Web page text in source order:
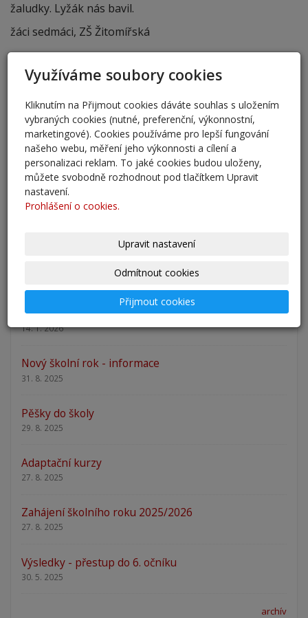
žaludky. Lyžák nás bavil.
žáci sedmáci, ZŠ Žitomířská
AKTUALITY
přestup 6. ročník 2026
5. 6. 2026
Přestup žáků do 6. ročníku na naši školu pro školní
rok 2026/202
25. 5. 2026
Odlišná organizace školního roku 2025/2026
Zápis 2026
14. 1. 2026
Nový školní rok - informace
31. 8. 2025
Pěšky do školy
29. 8. 2025
Adaptační kurzy
27. 8. 2025
Zahájení školního roku 2025/2026
27. 8. 2025
Výsledky - přestup do 6. očníku
30. 5. 2025
archív
Využíváme soubory cookies
Kliknutím na Přijmout cookies dáváte souhlas s uložením
vybraných cookies (nutné, preferenční, výkonnostní,
marketingové). Cookies používáme pro lepší fungování
našeho webu, měření jeho výkonnosti a cílení a
personalizaci reklam. To jaké cookies budou uloženy,
můžete svobodně rozhodnout pod tlačítkem Upravit
nastavení.
Prohlášení o cookies.
Upravit nastavení
Odmítnout cookies
Přijmout cookies